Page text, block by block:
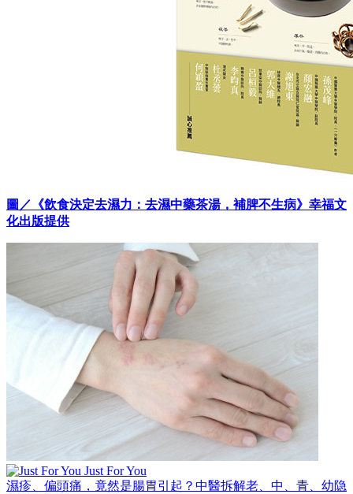
圖／《飲食決定去濕力：去濕中藥茶湯，補脾不生病》幸福文
化出版提供
Just For You
濕疹、偏頭痛，竟然是腸胃引起？中醫拆解老、中、青、幼隐